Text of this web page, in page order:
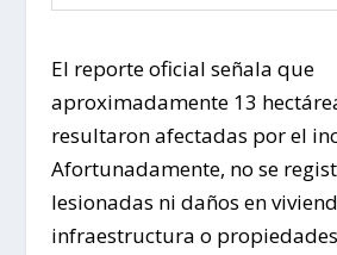
El reporte oficial señala que
aproximadamente 13
resultaron afectadas por el
Afortunadamente, no se
lesionadas ni daños en
infraestructura o